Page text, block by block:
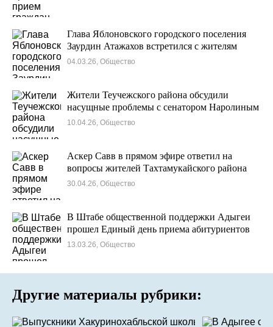
Глава Яблоновского городского поселения
Заурдин Атажахов встретился с жителям
04.03.26, Общество
Жители Теучежского района обсудили
насущные проблемы с сенатором Наролиным
10.04.26, Общество
Аскер Савв в прямом эфире ответил на
вопросы жителей Тахтамукайского района
30.04.26, Общество
В Штабе общественной поддержки Адыгеи
прошел Единый день приема абитуриентов
13.03.26, Общество
Другие материалы рубрики: